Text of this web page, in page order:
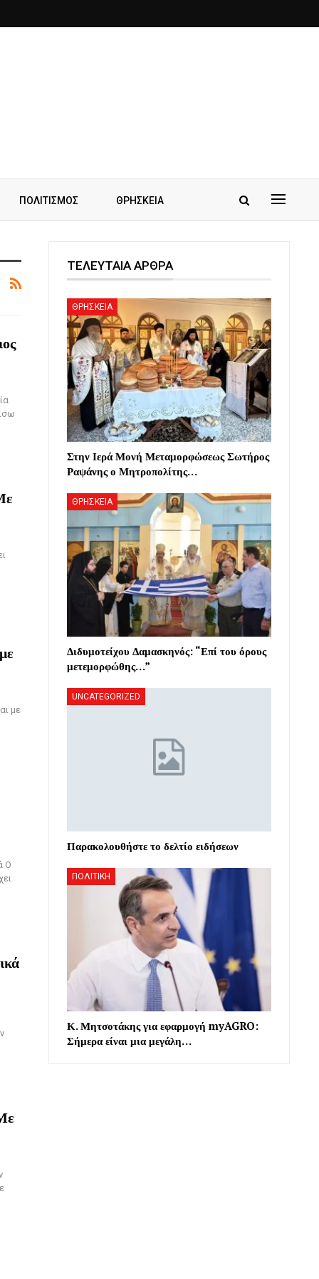
ΠΟΛΙΤΙΣΜΟΣ ΘΡΗΣΚΕΙΑ
με
Ο
ΤΕΛΕΥΤΑΙΑ ΑΡΘΡΑ
ΘΡΗΣΚΕΙΑ
Στην Ιερά Μονή Μεταμορφώσεως Σωτήρος
Ραψάνης ο Μητροπολίτης…
ΘΡΗΣΚΕΙΑ
Διδυμοτείχου Δαμασκηνός: “Επί του όρους
μετεμορφώθης…”
UNCATEGORIZED
Παρακολουθήστε το δελτίο ειδήσεων
ΠΟΛΙΤΙΚΗ
Κ. Μητσοτάκης για εφαρμογή myAGRO:
Σήμερα είναι μια μεγάλη…